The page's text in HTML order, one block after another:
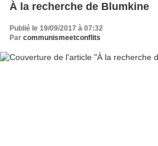
À la recherche de Blumkine
Publié le 19/09/2017 à 07:32
Par communismeetconflits